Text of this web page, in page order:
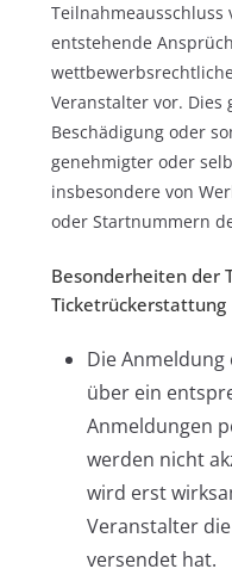
Teilnahmeausschluss
entstehende
Veranstalter vor.
Beschädigung oder
genehmigter oder
insbesondere von
oder Startnummern
Besonderheiten der
Ticketrückerstattung
Die
über ein
Anmeldungen
werden nicht
wird erst
Veranstalter
versendet hat.